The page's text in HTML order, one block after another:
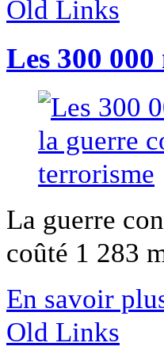
Old Links
Les 300
La guerre
coûté 1 283
En savoir
Old Links